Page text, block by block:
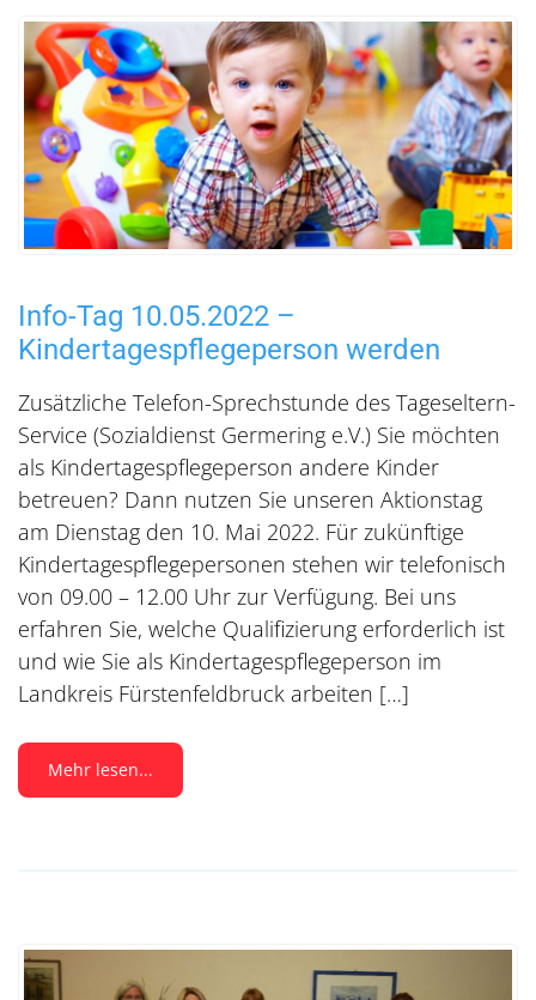
Info-Tag 10.05.2022 –
Kindertagespflegeperson werden
Zusätzliche Telefon-Sprechstunde des Tageseltern-
Service (Sozialdienst Germering e.V.) Sie möchten
als Kindertagespflegeperson andere Kinder
betreuen? Dann nutzen Sie unseren Aktionstag
am Dienstag den 10. Mai 2022. Für zukünftige
Kindertagespflegepersonen stehen wir telefonisch
von 09.00 – 12.00 Uhr zur Verfügung. Bei uns
erfahren Sie, welche Qualifizierung erforderlich ist
und wie Sie als Kindertagespflegeperson im
Landkreis Fürstenfeldbruck arbeiten […]
Mehr lesen...